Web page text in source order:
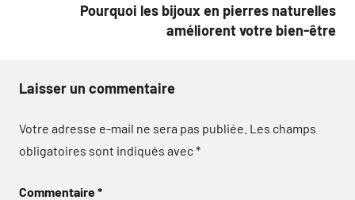
Pourquoi les bijoux en pierres naturelles
améliorent votre bien-être
Laisser un commentaire
Votre adresse e-mail ne sera pas publiée. Les champs
obligatoires sont indiqués avec*
Commentaire*